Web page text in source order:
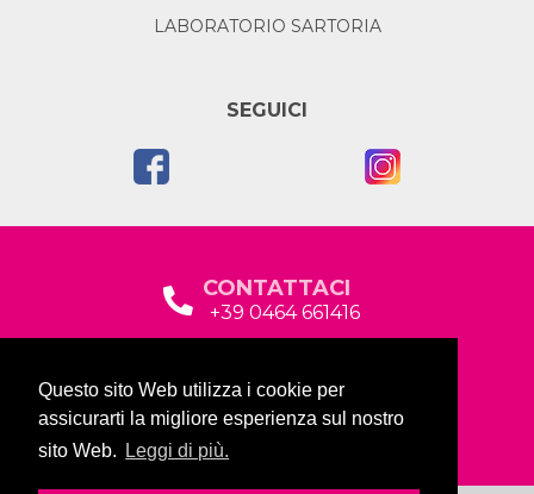
Questo sito Web utilizza i cookie per
assicurarti la migliore esperienza sul nostro
sito Web.
Leggi di più.
LABORATORIO SARTORIA
SEGUICI
CONTATTACI
+39 0464 661416
Via Baltera, 19
38066 Riva del Garda (TN)